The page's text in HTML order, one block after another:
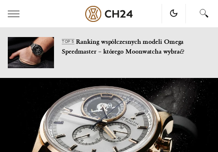
TOP 5Ranking współczesnych modeli Omega
Speedmaster – którego Moonwatcha wybrać?